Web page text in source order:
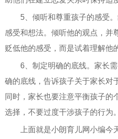
5、倾听和尊重孩子的感受
感受和想法。倾听他的观点，并
贬低他的感受，而是试着理解他
6、制定明确的底线。家长
确的底线，告诉孩子关于家长对
同时，家长也要注意平衡孩子的
选择，不要过度干涉孩子的行为。
上面就是小朗育儿网小编今